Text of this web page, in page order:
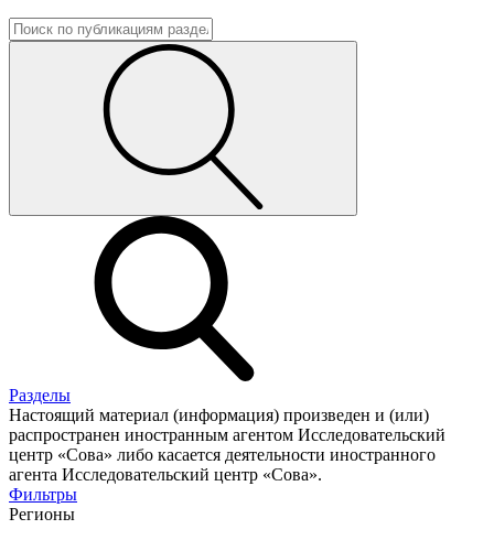
Разделы
Настоящий материал (информация) произведен и (или)
распространен иностранным агентом Исследовательский
центр «Сова» либо касается деятельности иностранного
агента Исследовательский центр «Сова».
Фильтры
Регионы